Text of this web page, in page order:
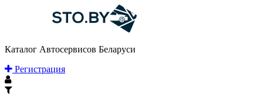
Каталог Автосервисов Беларуси
Регистрация